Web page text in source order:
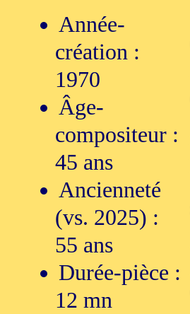
Année-
création :
1970
Âge-
compositeur :
45 ans
Ancienneté
(vs. 2025) :
55 ans
Durée-pièce :
12 mn